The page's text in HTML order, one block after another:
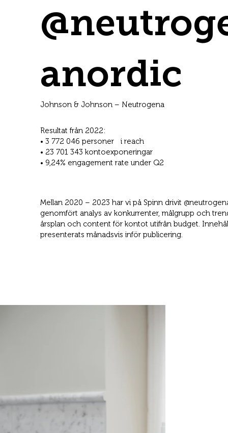
Johnson & Johnson – Neutrogena
anordic
Resultat från 2022:
• 3 772 046 personer i reach
• 23 701 343 kontoexponeringar
• 9,24% engagement rate under Q2
Mellan 2020 – 2023 har vi på Spinn drivit
genomfört analys av konkurrenter, målgrupp och
årsplan och content för kontot utifrån budget.
presenterats månadsvis inför publicering.